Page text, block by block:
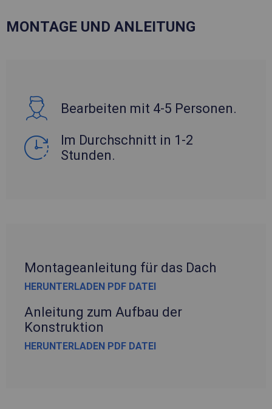
MONTAGE UND ANLEITUNG
Bearbeiten mit 4-5 Personen.
Im Durchschnitt in 1-2
Stunden.
Montageanleitung für das Dach
HERUNTERLADEN PDF DATEI
Anleitung zum Aufbau der
Konstruktion
HERUNTERLADEN PDF DATEI